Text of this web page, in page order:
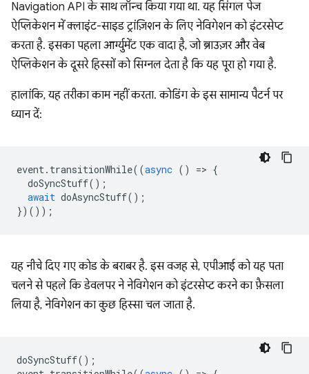
Navigation API के साथ लॉन्च किया गया था. यह सिंगल पेज
ऐप्लिकेशन में क्लाइंट-साइड ट्रांज़िशन के लिए नेविगेशन को इंटरसेप्ट
करता है. इसका पहला आर्ग्युमेंट एक वादा है, जो ब्राउज़र और वेब
ऐप्लिकेशन के दूसरे हिस्सों को सिग्नल देता है कि यह पूरा हो गया है.
हालांकि, यह तरीका काम नहीं करता. कोडिंग के इस सामान्य पैटर्न पर
ध्यान दें:
event. transitionWhile((async () => {
doSyncStuff();
await doAsyncStuff();
})());
यह नीचे दिए गए कोड के बराबर है. इस वजह से, एपीआई को यह पता
चलने से पहले कि डेवलपर ने नेविगेशन को इंटरसेप्ट करने का फ़ैसला
लिया है, नेविगेशन का कुछ हिस्सा चल जाता है.
doSyncStuff();